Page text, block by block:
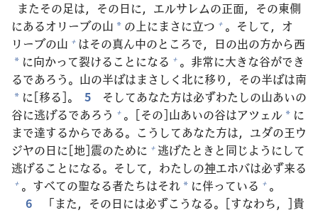
またその足は，その日に，エルサレムの正面，その東側
にあるオリーブの山 * の 上にまさに立つ + 。そして，オ
リーブの山 + はその真ん中のところで， 日の出の方から西
* に向かって裂けることになる + 。 非常に大きな谷ができ
るであろう。 山の半ばはまさしく 北に移り，その半ばは南
* に[移る]。 5 そしてあなた方は必ずわたしの山あいの
谷に逃げるであろう + 。[その]山あいの谷はアツェル * に
まで達するからである。こうしてあなた方は，ユダの王ウ
ジヤの日に[地]震のために + 逃げたときと同じようにして
逃げることになる。そして，わたしの神エホバは必ず来る
+ 。すべての聖なる者たちはそれ * に伴っている + 。
6
「また，その日には必ずこうなる。[すなわち，]貴